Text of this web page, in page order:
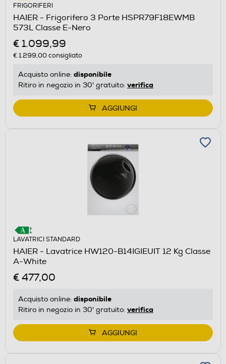
FRIGORIFERI
HAIER - Frigorifero 3 Porte HSPR79F18EWMB
573L Classe E-Nero
€ 1.099,99
€ 1.299,00consigliato
Acquisto online: disponibile
Ritiro in negozio in 30' gratuito: verifica
AGGIUNGI
LAVATRICI STANDARD
HAIER - Lavatrice HW120-B14IGIEUIT 12 Kg Classe
A-White
€ 477,00
Acquisto online: disponibile
Ritiro in negozio in 30' gratuito: verifica
AGGIUNGI